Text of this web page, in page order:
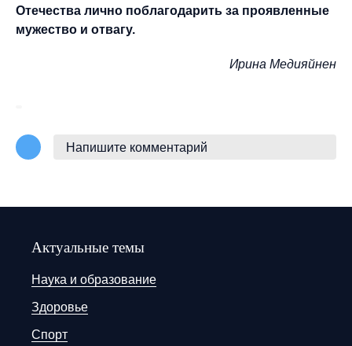
Отечества лично поблагодарить за проявленные
мужество и отвагу.
Ирина Медияйнен
Напишите комментарий
Актуальные темы
Наука и образование
Здоровье
Спорт